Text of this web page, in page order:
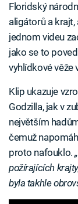
Floridský
aligátorů a krajt,
jednom videu
jako se to
vyhlídkové věže
Klip ukazuje
Godzilla, jak v
největším
čemuž
proto nafouklo.
požírajících
byla takhle